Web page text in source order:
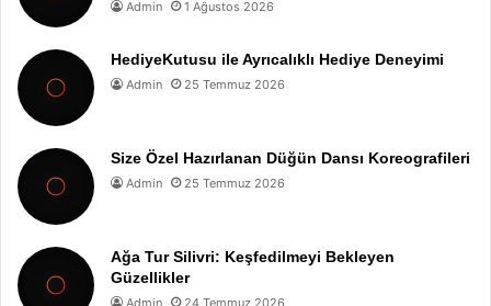
Admin 1 Ağustos 2026
HediyeKutusu ile Ayrıcalıklı Hediye Deneyimi
Admin 25 Temmuz 2026
Size Özel Hazırlanan Düğün Dansı Koreografileri
Admin 25 Temmuz 2026
Ağa Tur Silivri: Keşfedilmeyi Bekleyen
Güzellikler
Admin 24 Temmuz 2026